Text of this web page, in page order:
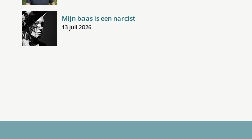
Mijn baas is een narcist
13 juli 2026